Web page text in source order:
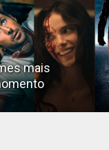
planeja novos